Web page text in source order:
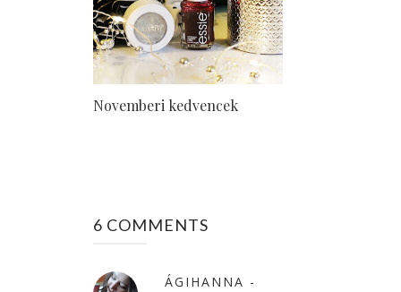
Novemberi kedvencek
6 COMMENTS
ÁGIHANNA -